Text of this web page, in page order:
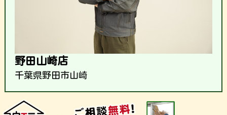
野田山崎店
千葉県野田市山崎